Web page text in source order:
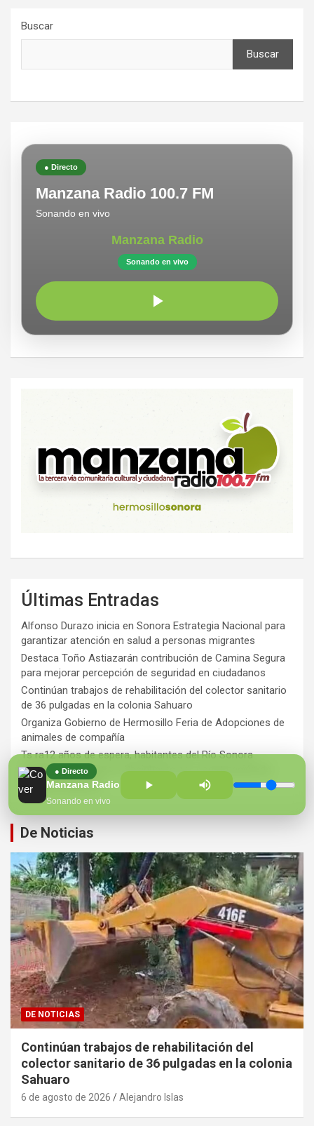
Buscar
Buscar
● Directo
Manzana Radio 100.7 FM
Sonando en vivo
Manzana Radio
Sonando en vivo
● Directo
Sonando en vivo
Últimas Entradas
Alfonso Durazo inicia en Sonora Estrategia Nacional para
garantizar atención en salud a personas migrantes
Destaca Toño Astiazarán contribución de Camina Segura
para mejorar percepción de seguridad en ciudadanos
Continúan trabajos de rehabilitación del colector sanitario
de 36 pulgadas en la colonia Sahuaro
Organiza Gobierno de Hermosillo Feria de Adopciones de
animales de compañía
Ts ra12 años de espera, habitantes del Río Sonora
agradecen a Durazo y Sheinbaum por construcción de
Hospital Regional
De Noticias
DE NOTICIAS
Continúan trabajos de rehabilitación del
colector sanitario de 36 pulgadas en la colonia
Sahuaro
6 de agosto de 2026 Alejandro Islas